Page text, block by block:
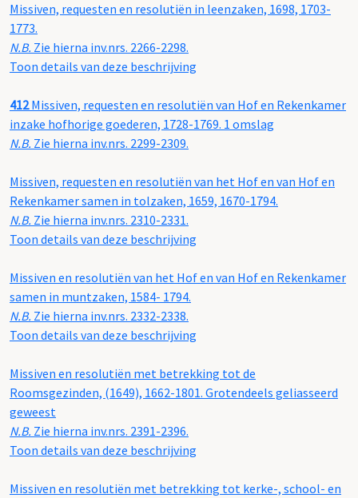
Missiven, requesten en resolutiën in leenzaken, 1698, 1703-
1773.
N.B. Zie hierna inv.nrs. 2266-2298.
Toon details van deze beschrijving
412Missiven, requesten en resolutiën van Hof en Rekenkamer
inzake hofhorige goederen, 1728-1769. 1 omslag
N.B. Zie hierna inv.nrs. 2299-2309.
Missiven, requesten en resolutiën van het Hof en van Hof en
Rekenkamer samen in tolzaken, 1659, 1670-1794.
N.B. Zie hierna inv.nrs. 2310-2331.
Toon details van deze beschrijving
Missiven en resolutiën van het Hof en van Hof en Rekenkamer
samen in muntzaken, 1584- 1794.
N.B. Zie hierna inv.nrs. 2332-2338.
Toon details van deze beschrijving
Missiven en resolutiën met betrekking tot de
Roomsgezinden, (1649), 1662-1801. Grotendeels geliasseerd
geweest
N.B. Zie hierna inv.nrs. 2391-2396.
Toon details van deze beschrijving
Missiven en resolutiën met betrekking tot kerke-, school- en